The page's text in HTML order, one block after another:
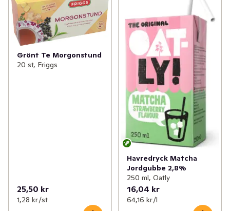
Grönt Te Morgonstund
20 st, Friggs
25,50 kr
1,28 kr /st
Havredryck Matcha
Jordgubbe 2,8%
250 ml, Oatly
16,04 kr
64,16 kr /l